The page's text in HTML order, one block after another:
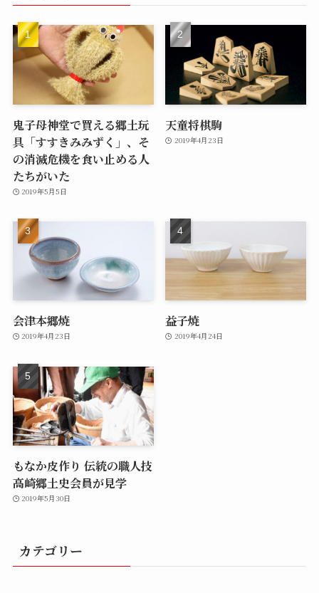
鬼子母神堂で買える郷土玩
具「すすきみみずく」、そ
の消滅危機を食い止める人
たちがいた
2019年5月5日
天童将棋駒
2019年4月23日
会津本郷焼
2019年4月23日
益子焼
2019年4月24日
もなか皮作り 伝統の職人技
高崎郷土史会員が見学
2019年5月30日
カテゴリー